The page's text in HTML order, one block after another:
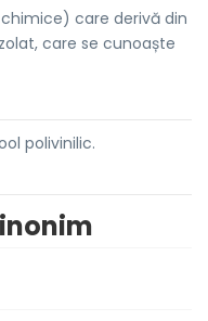
care derivă din
care se cunoaște
polivinilic.